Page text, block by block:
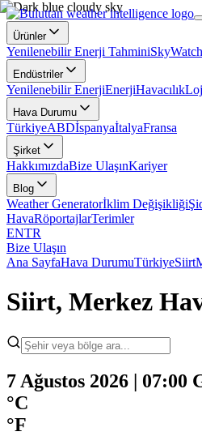
Ürünler
Yenilenebilir Enerji TahminiSkyWatch
Endüstriler
Yenilenebilir EnerjiEnerjiHavacılık
Hava Durumu
TürkiyeABDİspanyaİtalyaFransa
Şirket
HakkımızdaBize UlaşınKariyer
Blog
Weather Generatorİklim Değişikliği
HavaRöportajlarTerimler
ENTR
Bize Ulaşın
Ana SayfaHava DurumuTürkiyeSiirt
Siirt, Merkez
7 Ağustos 2026 | 07:00
°C
°F